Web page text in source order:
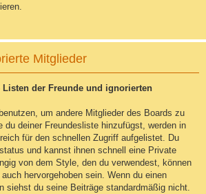
Mitglieder
der Freunde und ignorierten
um andere Mitglieder des Boards zu
du deiner Freundesliste hinzufügst, werden in
für den schnellen Zugriff aufgelistet. Du
und kannst ihnen schnell eine Private
von dem Style, den du verwendest, können
hervorgehoben sein. Wenn du einen
siehst du seine Beiträge standardmäßig nicht.